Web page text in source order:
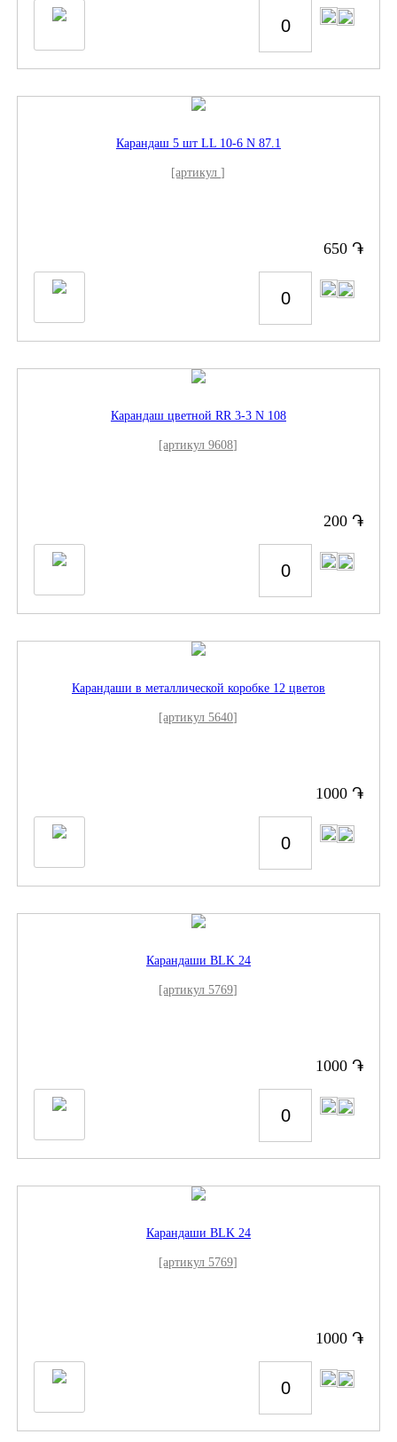
Карандаш 5 шт LL 10-6 N 87.1
[артикул ]
650 ֏
Карандаш цветной RR 3-3 N 108
[артикул 9608]
200 ֏
Карандаши в металлической коробке 12 цветов
[артикул 5640]
1000 ֏
Карандаши BLK 24
[артикул 5769]
1000 ֏
Карандаши BLK 24
[артикул 5769]
1000 ֏